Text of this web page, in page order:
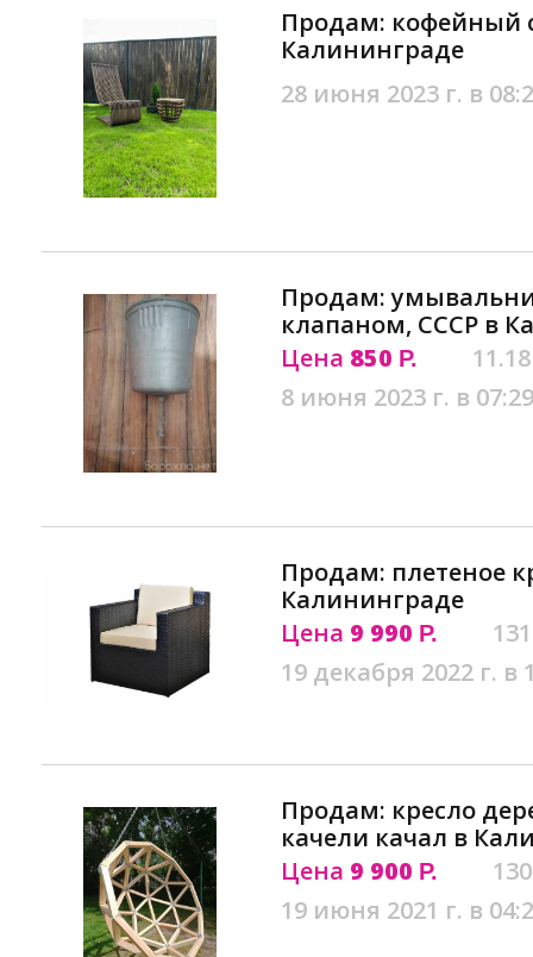
Продам: кофейный
Калининграде
28 июня 2023 г. в
Продам:
клапаном, СССР в
Цена 850 Р.
8 июня 2023 г. в 07:29
Продам: плетеное
Калининграде
Цена 9 990 Р.
19 декабря 2022 г. в
Продам: кресло
качели качал в
Цена 9 900 Р.
19 июня 2021 г. в